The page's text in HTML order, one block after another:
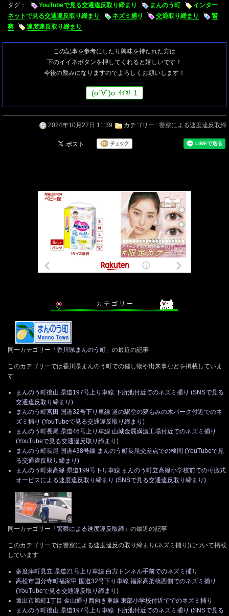
タグ： YouTubeで見る交通違反取り締まり まんのう町
インター
ネットで見る交通違反取り締まり
ネズミ捕り 交通取り締まり
警
察
速度違反取り締まり
この記事を参考にしたり興味を持たれた方は
下のイイネボタンを押してくれると嬉しいです！
今後の励みになりますのでよろしくお願いします！
(σ´∀`)σ ｲｲﾈ! 1
2024年10月27日 11:39 カテゴリー : 警察による速度違反取締
カ テ ゴ リ ー
同一カテゴリー「 香川県まんのう町 」の最近の記事
このカテゴリーでは香川県まんのう町での催し物や出来事などを掲載していま
す
まんのう町後山 県道197号上り車線 下所池付近でのネズミ捕り (SNSで見る
交通違反取り締まり)
まんのう町宮田 国道32号下り車線 道の駅空の夢もみの木パーク付近でのネ
ズミ捕り (YouTubeで見る交通違反取り締まり)
まんのう町長尾 県道46号上り車線 山城金属満濃工場付近でのネズミ捕り
(YouTubeで見る交通違反取り締まり)
まんのう町長尾 国道438号線 まんのう町長尾交差点での検問 (YouTubeで見
る交通違反取り締まり)
まんのう町東高篠 県道199号下り車線 まんのう町立高篠小学校前での可搬式
オービスによる速度違反取り締まり (SNSで見る交通違反取り締まり)
同一カテゴリー「 警察による速度違反取締 」の最近の記事
このカテゴリーでは警察による速度違反の取り締まり(ネズミ捕り)について掲載
しています
多度津町見立 県道21号上り車線 白方トンネル手前でのネズミ捕り
高松市国分寺町福家甲 国道32号下り車線 福家高架橋西側でのネズミ捕り
(YouTubeで見る交通違反取り締まり)
坂出市旭町1丁目 金山通り西向き車線 東部小学校付近ででのネズミ捕り
まんのう町後山 県道197号上り車線 下所池付近でのネズミ捕り (SNSで見る